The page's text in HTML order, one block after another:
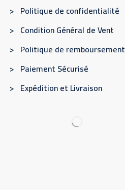
> Politique de confidentialité
> Condition Général de Vent
> Politique de remboursement
> Paiement Sécurisé
> Expédition et Livraison